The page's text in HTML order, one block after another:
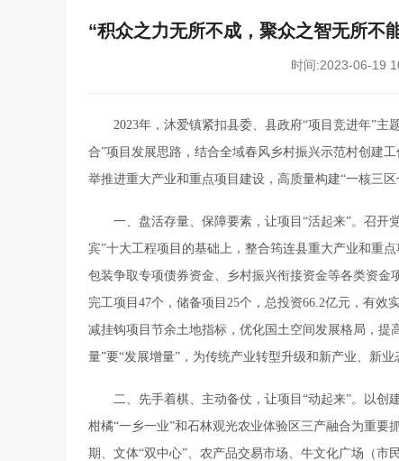
“积众之力无所不成，聚众之智无所
时间:2023-06-19
2023年，沐爱镇紧扣县委、县政府“项目竞进年”
合”项目发展思路，结合全域春风乡村振兴示范村创建
举推进重大产业和重点项目建设，高质量构建“一核三区
一、盘活存量、保障要素，让项目“活起来”。召开
宾”十大工程项目的基础上，整合筠连县重大产业和重
包装争取专项债券资金、乡村振兴衔接资金等各类资金
完工项目47个，储备项目25个，总投资66.2亿元，有
减挂钩项目节余土地指标，优化国土空间发展格局，提
量”要“发展增量”，为传统产业转型升级和新产业、新业
二、先手着棋、主动备仗，让项目“动起来”。以创
柑橘“一乡一业”和石林观光农业体验区三产融合为重
期、文体“双中心”、农产品交易市场、牛文化广场（市